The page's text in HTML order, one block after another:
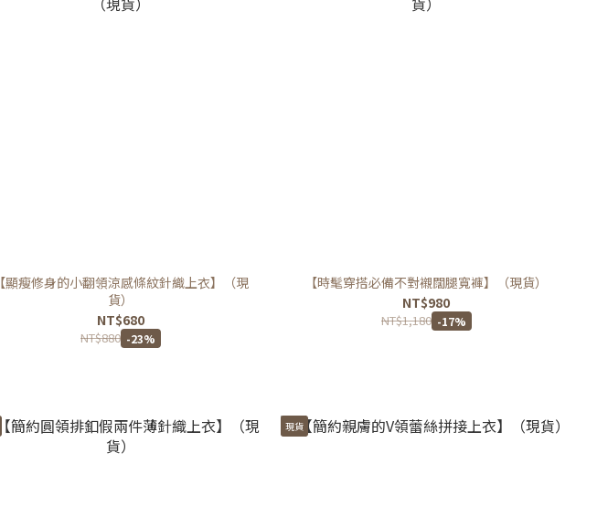
【顯瘦修身的小翻領涼感條紋針織上衣】（現
貨）
NT$680
NT$880 -23%
【時髦穿搭必備不對襯闊腿寬褲】（現貨）
NT$980
NT$1,180 -17%
現貨